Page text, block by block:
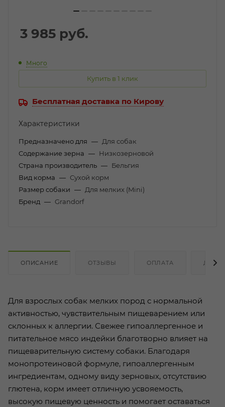
3 985 руб.
Много
Купить в 1 клик
Бесплатная доставка по Кирову
Характеристики
Предназначено для — Для собак
Содержание зерна — Низкозерновой
Страна производитель — Бельгия
Вид корма — Сухой корм
Размер собаки — Для мелких (Mini)
Бренд — Grandorf
ОПИСАНИЕ ОТЗЫВЫ ОПЛАТА
Для взрослых собак мелких пород с нормальной
активностью, чувствительным пищеварением или
склонных к аллергии. Свежее гипоаллергенное и
питательное мясо индейки благотворно влияет на
пищеварительную систему собаки. Благодаря
монопротеиновой формуле, гипоаллергенным
ингредиентам, одному виду зерновых, отсутствию
глютена, корм имеет отличную усвояемость,
высокую пищевую ценность и помогает оставаться